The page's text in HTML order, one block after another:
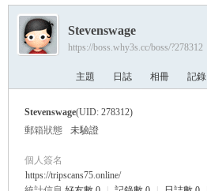
›
Stevenswage
https://boss.why3s.cc/boss/?278312
主題 日誌 相冊 記錄
Stevenswage(UID: 278312)
郵箱狀態
未驗證
個人簽名
https://tripscans75.online/